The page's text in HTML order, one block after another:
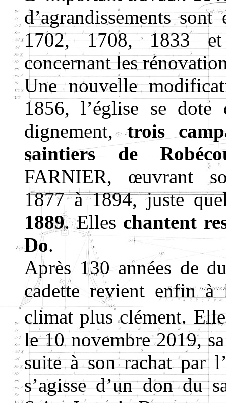
d’agrandissements
1702, 1708, 1833
concernant les
Une nouvelle
1856, l’église se dote
dignement,trois
saintiers de
FARNIER, œuvrant
1877 à 1894, juste
1889. Elles chantent
Do.
Après 130 années de
cadette revient enfin
climat plus clément.
le 10 novembre 2019,
suite à son rachat par
s’agisse d’un don du